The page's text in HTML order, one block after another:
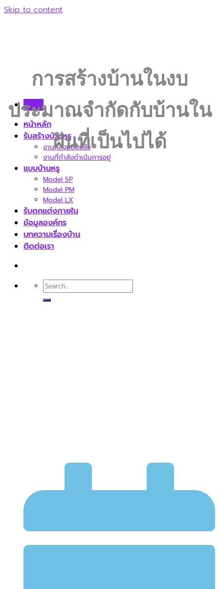
Skip to content
Menu
หน้าหลัก
รับสร้างบ้านหรู
งานที่ส่งมอบแล้ว
งานที่กำลังดำเนินการอยู่
แบบบ้านหรู
Model SP
Model PM
Model LX
รับตกแต่งภายใน
ข้อมูลองค์กร
บทความเรื่องบ้าน
ติดต่อเรา
การสร้างบ้านในงบ
ประมาณจำกัดกับบ้านใน
ฝันที่เป็นไปได้